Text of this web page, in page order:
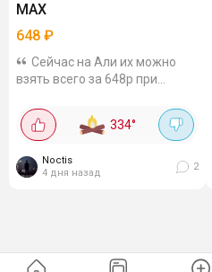
MAX
648 ₽
Сейчас на Али их можно
взять всего за 648р при
с купоном на 72р. TWS-
наушники с Bluetooth 5.4 и
перевода речи.
Поддерживают 144...
334°
Noctis
4 дня назад
2